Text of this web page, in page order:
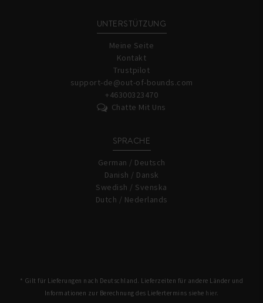
UNTERSTÜTZUNG
Meine Seite
Kontakt
Trustpilot
support-de@out-of-bounds.com
+46300323470
Chatte Mit Uns
SPRACHE
German / Deutsch
Danish / Dansk
Swedish / Svenska
Dutch / Nederlands
* Gilt für Lieferungen nach Deutschland. Lieferzeiten für andere Länder und
Informationen zur Berechnung des Liefertermins siehe hier.